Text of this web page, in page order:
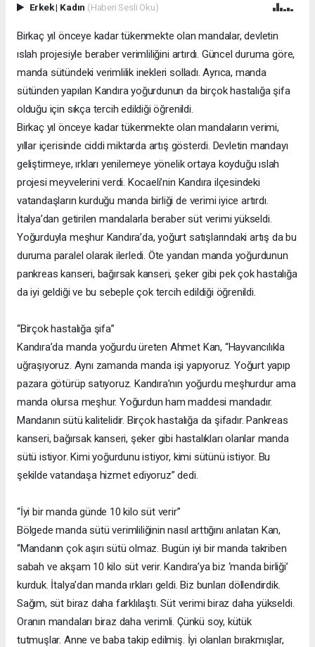
Erkek| Kadın (Haberi Sesli Oku)
Birkaç yıl önceye kadar tükenmekte olan mandalar, devletin
ıslah projesiyle beraber verimliliğini artırdı. Güncel duruma göre,
manda sütündeki verimlilik inekleri solladı. Ayrıca, manda
sütünden yapılan Kandıra yoğurdunun da birçok hastalığa şifa
olduğu için sıkça tercih edildiği öğrenildi.
Birkaç yıl önceye kadar tükenmekte olan mandaların verimi,
yıllar içerisinde ciddi miktarda artış gösterdi. Devletin mandayı
geliştirmeye, ırkları yenilemeye yönelik ortaya koyduğu ıslah
projesi meyvelerini verdi. Kocaeli’nin Kandıra ilçesindeki
vatandaşların kurduğu manda birliği de verimi iyice artırdı.
İtalya’dan getirilen mandalarla beraber süt verimi yükseldi.
Yoğurduyla meşhur Kandıra’da, yoğurt satışlarındaki artış da bu
duruma paralel olarak ilerledi. Öte yandan manda yoğurdunun
pankreas kanseri, bağırsak kanseri, şeker gibi pek çok hastalığa
da iyi geldiği ve bu sebeple çok tercih edildiği öğrenildi.
“Birçok hastalığa şifa”
Kandıra’da manda yoğurdu üreten Ahmet Kan, “Hayvancılıkla
uğraşıyoruz. Aynı zamanda manda işi yapıyoruz. Yoğurt yapıp
pazara götürüp satıyoruz. Kandıra’nın yoğurdu meşhurdur ama
manda olursa meşhur. Yoğurdun ham maddesi mandadır.
Mandanın sütü kalitelidir. Birçok hastalığa da şifadır. Pankreas
kanseri, bağırsak kanseri, şeker gibi hastalıkları olanlar manda
sütü istiyor. Kimi yoğurdunu istiyor, kimi sütünü istiyor. Bu
şekilde vatandaşa hizmet ediyoruz” dedi.
“İyi bir manda günde 10 kilo süt verir”
Bölgede manda sütü verimliliğinin nasıl arttığını anlatan Kan,
“Mandanın çok aşırı sütü olmaz. Bugün iyi bir manda takriben
sabah ve akşam 10 kilo süt verir. Kandıra’ya biz ‘manda birliği’
kurduk. İtalya’dan manda ırkları geldi. Biz bunları döllendirdik.
Sağım, süt biraz daha farklılaştı. Süt verimi biraz daha yükseldi.
Oranın mandaları biraz daha verimli. Çünkü soy, kütük
tutmuşlar. Anne ve baba takip edilmiş. İyi olanları bırakmışlar,